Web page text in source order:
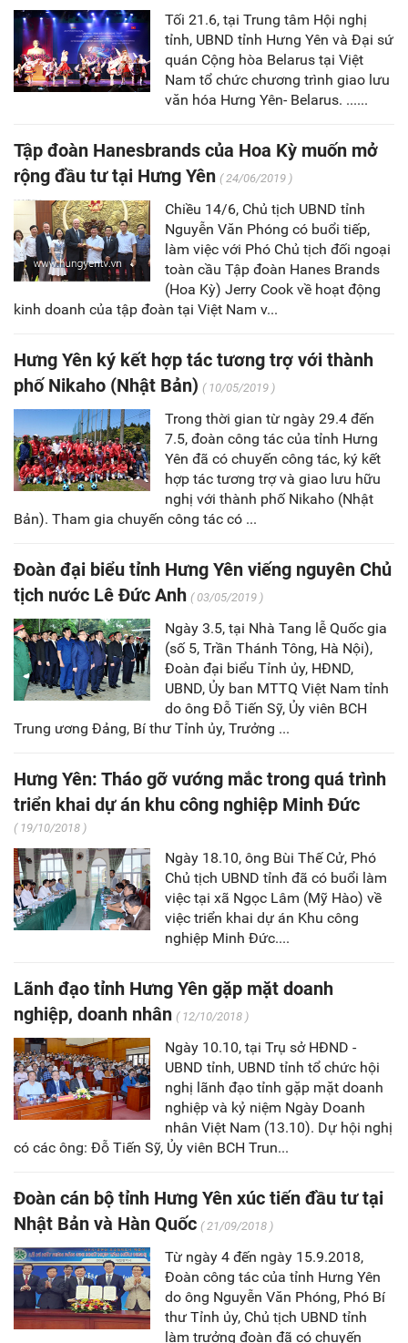
Tối 21.6, tại Trung tâm Hội nghị
tỉnh, UBND tỉnh Hưng Yên và Đại sứ
quán Cộng hòa Belarus tại Việt
Nam tổ chức chương trình giao lưu
văn hóa Hưng Yên- Belarus. ......
Tập đoàn Hanesbrands của Hoa Kỳ muốn mở
rộng đầu tư tại Hưng Yên ( 24/06/2019 )
Chiều 14/6, Chủ tịch UBND tỉnh
Nguyễn Văn Phóng có buổi tiếp,
làm việc với Phó Chủ tịch đối ngoại
toàn cầu Tập đoàn Hanes Brands
(Hoa Kỳ) Jerry Cook về hoạt động
kinh doanh của tập đoàn tại Việt Nam v...
Hưng Yên ký kết hợp tác tương trợ với thành
phố Nikaho (Nhật Bản) ( 10/05/2019 )
Trong thời gian từ ngày 29.4 đến
7.5, đoàn công tác của tỉnh Hưng
Yên đã có chuyến công tác, ký kết
hợp tác tương trợ và giao lưu hữu
nghị với thành phố Nikaho (Nhật
Bản). Tham gia chuyến công tác có ...
Đoàn đại biểu tỉnh Hưng Yên viếng nguyên Chủ
tịch nước Lê Đức Anh ( 03/05/2019 )
Ngày 3.5, tại Nhà Tang lễ Quốc gia
(số 5, Trần Thánh Tông, Hà Nội),
Đoàn đại biểu Tỉnh ủy, HĐND,
UBND, Ủy ban MTTQ Việt Nam tỉnh
do ông Đỗ Tiến Sỹ, Ủy viên BCH
Trung ương Đảng, Bí thư Tỉnh ủy, Trưởng ...
Hưng Yên: Tháo gỡ vướng mắc trong quá trình
triển khai dự án khu công nghiệp Minh Đức
( 19/10/2018 )
Ngày 18.10, ông Bùi Thế Cử, Phó
Chủ tịch UBND tỉnh đã có buổi làm
việc tại xã Ngọc Lâm (Mỹ Hào) về
việc triển khai dự án Khu công
nghiệp Minh Đức....
Lãnh đạo tỉnh Hưng Yên gặp mặt doanh
nghiệp, doanh nhân ( 12/10/2018 )
Ngày 10.10, tại Trụ sở HĐND -
UBND tỉnh, UBND tỉnh tổ chức hội
nghị lãnh đạo tỉnh gặp mặt doanh
nghiệp và kỷ niệm Ngày Doanh
nhân Việt Nam (13.10). Dự hội nghị
có các ông: Đỗ Tiến Sỹ, Ủy viên BCH Trun...
Đoàn cán bộ tỉnh Hưng Yên xúc tiến đầu tư tại
Nhật Bản và Hàn Quốc ( 21/09/2018 )
Từ ngày 4 đến ngày 15.9.2018,
Đoàn công tác của tỉnh Hưng Yên
do ông Nguyễn Văn Phóng, Phó Bí
thư Tỉnh ủy, Chủ tịch UBND tỉnh
làm trưởng đoàn đã có chuyến